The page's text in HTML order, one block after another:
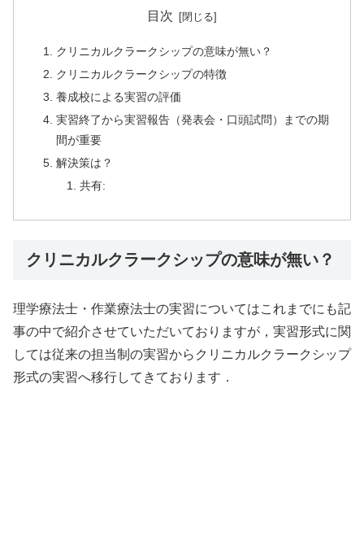
目次
クリニカルクラークシップの意味が無い？
クリニカルクラークシップの特徴
養成校による実習の評価
実習終了から実習報告（発表会・口頭試問）までの期
間が重要
解決策は？
共有:
クリニカルクラークシップの意味が無い？
理学療法士・作業療法士の実習についてはこれまでにも記
事の中で紹介させていただいておりますが，実習形式に関
しては従来の担当制の実習からクリニカルクラークシップ
形式の実習へ移行してきております．